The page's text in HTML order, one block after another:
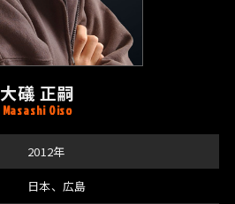
大礒 正嗣
Masashi Oiso
2012年
日本、広島